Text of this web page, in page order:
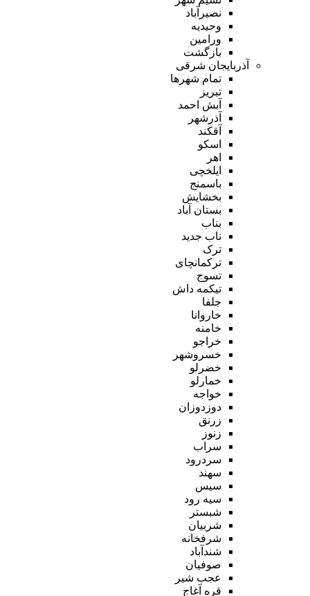
نصیرآباد
وحیدیه
ورامین
بازگشت
آذربایجان شرقی
تمام شهر‌ها
تبریز
آبش احمد
آذرشهر
آقکند
اسکو
اهر
ایلخچی
باسمنج
بخشایش
بستان آباد
بناب
ناب جدید
ترک
ترکمانچای
تسوج
تیکمه داش
جلفا
خاروانا
خامنه
خراجو
خسروشهر
خضرلو
خمارلو
خواجه
دوزدوزان
زرنق
زنوز
سراب
سردرود
سهند
سیس
سیه رود
شبستر
شربیان
شرفخانه
شندآباد
صوفیان
عجب شیر
قره آغاج